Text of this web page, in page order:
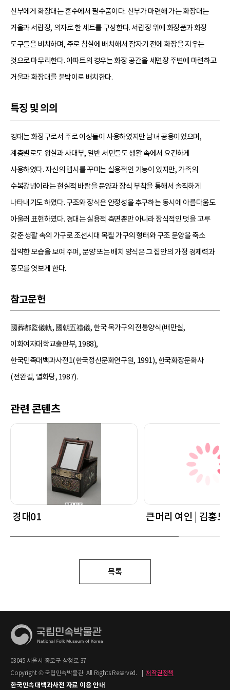
신부에게 화장대는 혼수에서 필수품이다. 신부가 마련해 가는 화장대는
거울과 서랍장, 의자로 한 세트를 구성한다. 서랍장 위에 화장품과 화장
도구들을 비치하며, 주로 침실에 배치해서 잠자기 전에 화장을 지우는
것으로 마무리한다. 아파트의 경우는 화장 공간을 세면장 주변에 마련하고
거울과 화장대를 붙박이로 배치한다.
특징 및 의의
경대는 화장구로서 주로 여성들이 사용하였지만 남녀 공용이었으며,
계층별로도 왕실과 사대부, 일반 서민들도 생활 속에서 요긴하게
사용하였다. 자신의 맵시를 꾸미는 실용적인 기능이 있지만, 가족의
수복강녕이라는 현실적 바람을 문양과 장식 부착을 통해서 솔직하게
나타내기도 하였다. 구조와 장식은 안정성을 추구하는 동시에 아름다움도
아울러 표현하였다. 경대는 실용적 측면뿐만 아니라 장식적인 멋을 고루
갖춘 생활 속의 가구로 조선시대 목칠 가구의 형태와 구조 문양을 축소
집약한 모습을 보여 주며, 문양 또는 배치 양식은 그 집안의 가정 경제력과
풍모를 엿보게 한다.
참고문헌
國葬都監儀軌, 國朝五禮儀, 한국 목가구의 전통양식(배만실,
이화여자대학교출판부, 1988),
한국민족대백과사전1(한국정신문화연구원, 1991), 한국화장문화사
(전완길, 열화당, 1987).
관련 콘텐츠
경대01 큰머리 여인 | 김홍도
목록
03045 서울시 종로구 삼청로 37
Copyright © 국립민속박물관. All Rights Reserved.
저작권정책
한국민속대백과사전 자료 이용 안내